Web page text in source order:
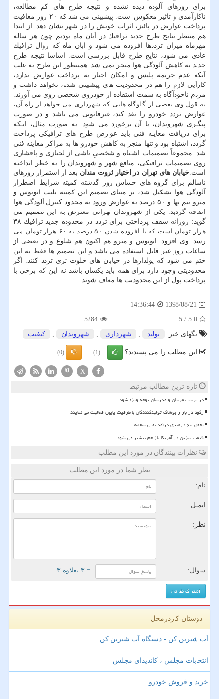
برای روزهای آلوده دیده نشده و نتیجه طرح های كم مطالعه،
ناكارآمدی و تاثیر معكوس است. پیشبینی می شد كه ۲۰ روز معافیت
پرداخت عوارض در پائیز، اثرات خویش را در شهر نشان دهد. از ابتدا
هم منتظر نتایج طرح جدید ترافیك در آبان ماه بودیم چون هر ساله
مهرماه میزان ترددها افزوده می شود و آبان ماه كه روال ترافیك
عادی می شود، نتایج طرح قابل بررسی است. اساسا نتیجه طرح
جدید به كاهش آلودگی هوا منجر نمی شد. همینطور این طرح به علت
آنكه عدم جریمه پلیس و امكان اجبار به پرداخت عوارض ندارد،
كارآیی لازم را هم در محدودیت های پیشبینی شده، نخواهد داشت و
مردم ناخودآگاه به سمت استفاده از خودروی شخصی روی می آورند.
به قول وی بعضی از گلوگاه هایی كه شهرداری می خواهد از راه آن،
عوارض تردد خودرو را نقد كند، غیرقانونی می باشد و در صورت
پیگیری شهروندان، با آن برخورد می شود. به صورت مثال، اینكه
برای دریافت معاینه فنی باید عوارض طرح های ترافیكی پرداخت
گردد، اشتباه بود و تنها منجر به كاهش خودرو ها به مراكز معاینه فنی
شد. مجموعاً تصمیمات اشتباه و شخصیِ ناشی از لجبازی و پافشاری
روی تصمیمات ترافیكی، منافع شهر و شهروندان را به خطر انداخته
است. خیابان های تهران در اختیار ثروت مندان بعد از استمرار روزهای
ناسالم برای گروه های حساس روز گذشته كمیته شرایط اضطرار
آلودگی هوا تشكیل شد، بر مبنای تصمیم این كمیته بلیت اتوبوس و
مترو نیم بها و ۵۰ درصد به عوارض ورود به محدود كنترل آلودگی هوا
اضافه گردید. یكی از شهروندان تهرانی معترض به این تصمیم می
گوید: روزانه سقف پرداختی برای تردد در محدوده جدید ترافیك ۳۸
هزار تومان است كه با افزوده شدن ۵۰ درصد به ۶۰ هزار تومان می
رسد. وی افزود: اتوبوس و مترو هم اكنون هم شلوغ و در بعضی از
ساعات روز غیر قابل استفاده می باشد و این تصمیم ها فقط به این
ختم می شود كه پولدارها در خیابان های خلوت تری تردد كنند. اگر
محدودیتی وجود دارد برای همه باید یكسان باشد نه این كه برخی با
پرداخت پول از این محدودیت ها معاف شوند.
1398/08/21
14:36:44
5.0
/
5
5284
تگهای خبر:
تولید , شهرداری , شهروندان , كیفیت
این مطلب را می پسندید؟ (1)
(0)
X
تازه ترین مطالب مرتبط
در تربیت مربیان و مدرسان توجه ویژه شود
رکود در بازار پوشاک تولیدکنندگان با ظرفیت پایین فعالیت می نمایند
تحقق ۶۰ درصدی درآمد نفتی سالانه
قیمت بنزین در آمریکا باز هم بیشتر می شود
نظرات بینندگان در مورد این مطلب
نظر شما در مورد این مطلب
نام:
ایمیل:
نظر:
سوال: = ۳ بعلاوه ۳
دوستان کاردرمحل
آب شیرین کن - دستگاه آب شیرین کن
انتخابات مجلس ، کاندیدای مجلس
خرید و فروش خودرو